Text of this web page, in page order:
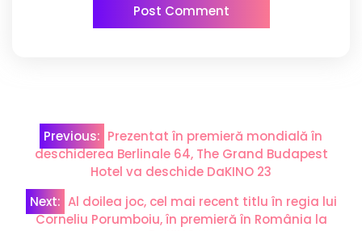
Post
navigation
Previous: Prezentat în premieră mondială în
deschiderea Berlinale 64, The Grand Budapest
Hotel va deschide DaKINO 23
Next: Al doilea joc, cel mai recent titlu în regia lui
Corneliu Porumboiu, în premieră în România la